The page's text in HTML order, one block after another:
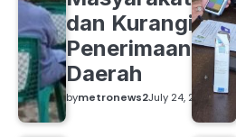
dan Kurangi
Penerimaan
Daerah
bymetronews2July 24, 2026